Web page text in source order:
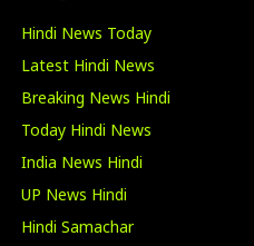
Hindi News Today
Latest Hindi News
Breaking News Hindi
Today Hindi News
India News Hindi
UP News Hindi
Hindi Samachar